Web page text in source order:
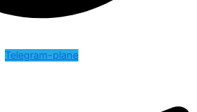
Telegram-plane